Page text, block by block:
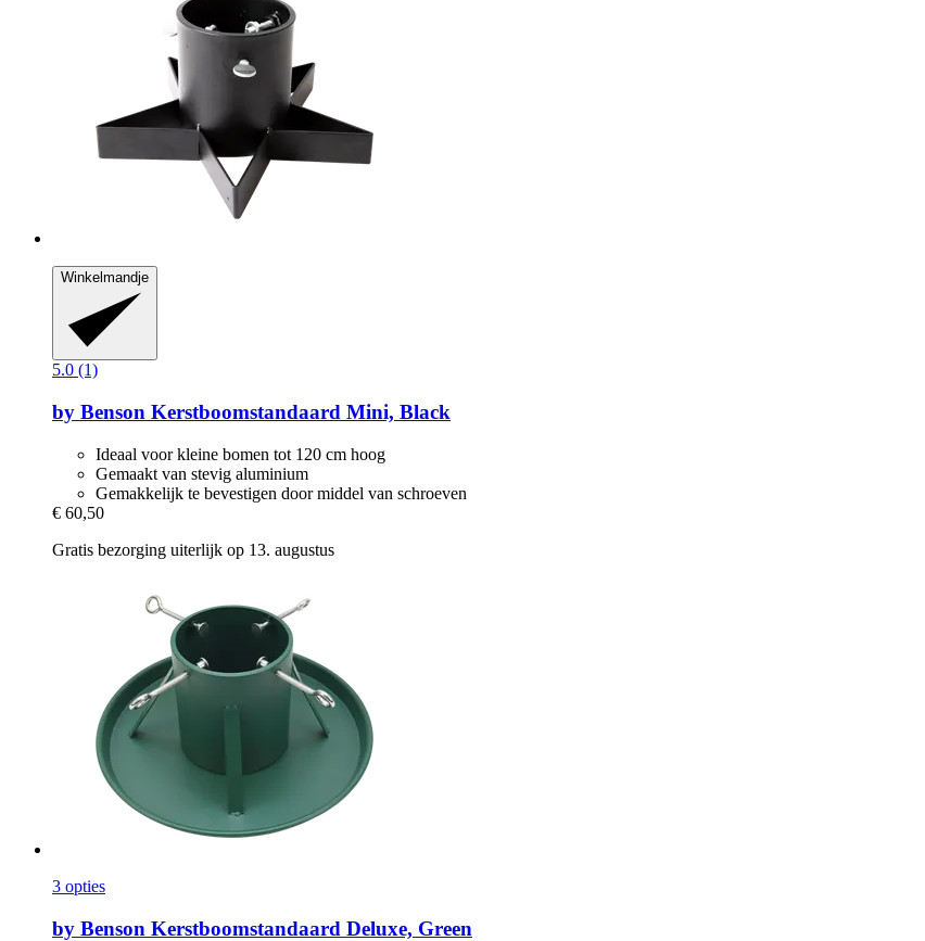
Winkelmandje
5.0 (1)
by Benson Kerstboomstandaard Mini, Black
Ideaal voor kleine bomen tot 120 cm hoog
Gemaakt van stevig aluminium
Gemakkelijk te bevestigen door middel van schroeven
€ 60,50
Gratis bezorging uiterlijk op 13. augustus
3 opties
by Benson Kerstboomstandaard Deluxe, Green